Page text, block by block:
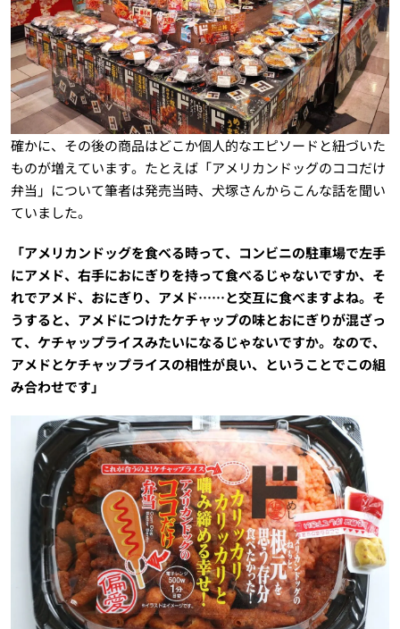
確かに、その後の商品はどこか個人的なエピソードと紐づいた
ものが増えています。たとえば「アメリカンドッグのココだけ
弁当」について筆者は発売当時、犬塚さんからこんな話を聞い
ていました。
「アメリカンドッグを食べる時って、コンビニの駐車場で左手
にアメド、右手におにぎりを持って食べるじゃないですか、そ
れでアメド、おにぎり、アメド……と交互に食べますよね。そ
うすると、アメドにつけたケチャップの味とおにぎりが混ざっ
て、ケチャップライスみたいになるじゃないですか。なので、
アメドとケチャップライスの相性が良い、ということでこの組
み合わせです」